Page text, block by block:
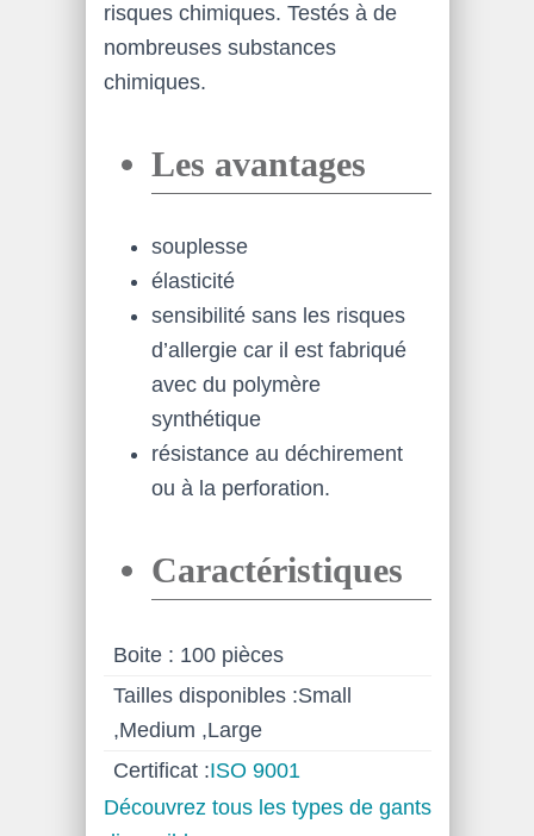
risques chimiques. Testés à de
nombreuses substances
chimiques.
Les avantages
souplesse
élasticité
sensibilité sans les risques
d’allergie car il est fabriqué
avec du polymère
synthétique
résistance au déchirement
ou à la perforation.
Caractéristiques
Boite : 100 pièces
Tailles disponibles :Small
,Medium ,Large
Certificat :ISO 9001
Découvrez tous les types de gants